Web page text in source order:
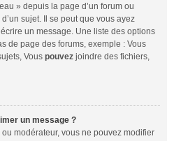
» depuis la page d’un forum ou
sujet. Il se peut que vous ayez
un message. Une liste des options
de page des forums, exemple : Vous
Vous pouvez joindre des fichiers,
un message ?
modérateur, vous ne pouvez modifier